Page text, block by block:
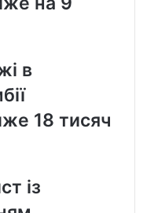
в
18 тисяч
із